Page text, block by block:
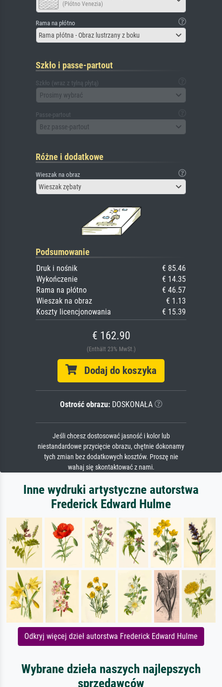
(Płótno Venezia)
Rama na płótno
Rama płótna - Obraz lustrzany z boku
Szkło i passe-partout
Szkło (wraz z tylną płytą)
Prosimy wybrać
Passe-partout
Bez passe-partout
Różne i dodatkowe
Wieszak na obraz
Wieszak zębaty
Podsumowanie
Druk i nośnik
€ 85.46
Wykończenie
€ 14.35
Rama na płótno
€ 46.57
Wieszak na obraz
€ 1.13
Koszty licencjonowania
€ 15.39
€ 162.90
(Enthält 23% MwSt.)
Dodaj do koszyka
Ostrość obrazu:DOSKONAŁA
Jeśli chcesz dostosować jasność i kolor lub
niestandardowe przycięcie obrazu, chętnie dokonamy
tych zmian bez dodatkowych kosztów. Proszę nie
wahaj się skontaktować z nami.
Inne wydruki artystyczne autorstwa
Frederick Edward Hulme
Odkryj więcej dzieł autorstwa Frederick Edward Hulme
Wybrane dzieła naszych najlepszych
sprzedawców